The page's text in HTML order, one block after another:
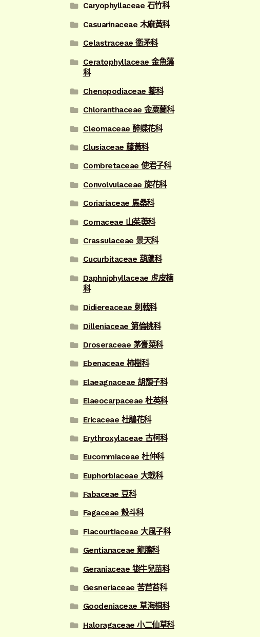
Caryophyllaceae 石竹科
Casuarinaceae 木麻黃科
Celastraceae 衛矛科
Ceratophyllaceae 金魚藻
科
Chenopodiaceae 藜科
Chloranthaceae 金粟蘭科
Cleomaceae 醉蝶花科
Clusiaceae 藤黃科
Combretaceae 使君子科
Convolvulaceae 旋花科
Coriariaceae 馬桑科
Cornaceae 山茱萸科
Crassulaceae 景天科
Cucurbitaceae 葫蘆科
Daphniphyllaceae 虎皮楠
科
Didiereaceae 刺戟科
Dilleniaceae 第倫桃科
Droseraceae 茅膏菜科
Ebenaceae 柿樹科
Elaeagnaceae 胡頹子科
Elaeocarpaceae 杜英科
Ericaceae 杜鵑花科
Erythroxylaceae 古柯科
Eucommiaceae 杜仲科
Euphorbiaceae 大戟科
Fabaceae 豆科
Fagaceae 殼斗科
Flacourtiaceae 大風子科
Gentianaceae 龍膽科
Geraniaceae 牻牛兒苗科
Gesneriaceae 苦苣苔科
Goodeniaceae 草海桐科
Haloragaceae 小二仙草科